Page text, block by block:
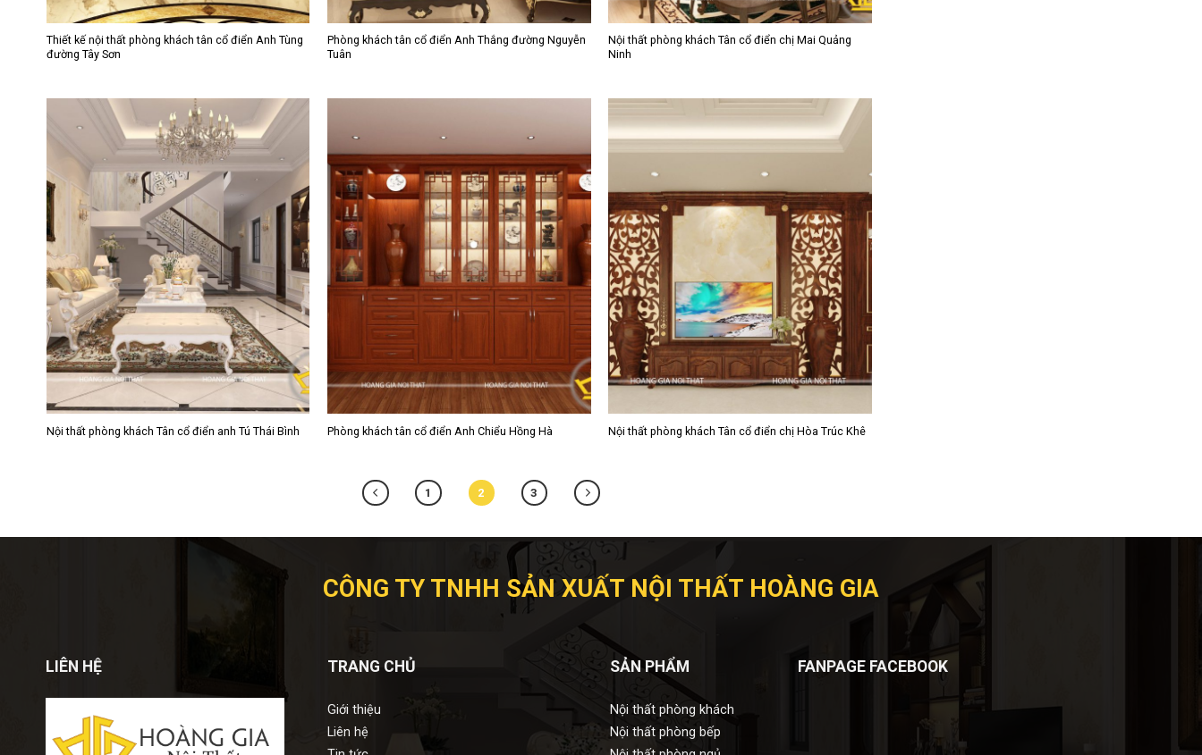
Thiết kế nội thất phòng khách tân cổ điển Anh Tùng
đường Tây Sơn
Phòng khách tân cổ điển Anh Thắng đường Nguyễn
Tuân
Nội thất phòng khách Tân cổ điển chị Mai Quảng
Ninh
Nội thất phòng khách Tân cổ điển anh Tú Thái Bình Phòng khách tân cổ điển Anh Chiểu Hồng Hà Nội thất phòng khách Tân cổ điển chị Hòa Trúc Khê
1 2 3
CÔNG TY TNHH SẢN XUẤT NỘI THẤT HOÀNG GIA
LIÊN HỆ TRANG CHỦ
Giới thiệu
Liên hệ
SẢN PHẨM
Nội thất phòng khách
Nội thất phòng bếp
FANPAGE FACEBOOK